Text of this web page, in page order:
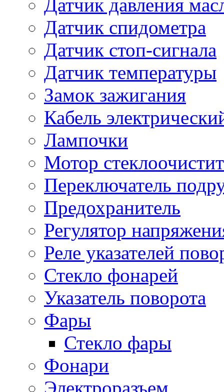
Датчик давления
Датчик спидометра
Датчик стоп-сигнала
Датчик температуры
Замок зажигания
Кабель
Лампочки
Мотор
Переключатель
Предохранитель
Регулятор
Реле указателей
Стекло фонарей
Указатель поворота
Фары
Стекло фары
Фонари